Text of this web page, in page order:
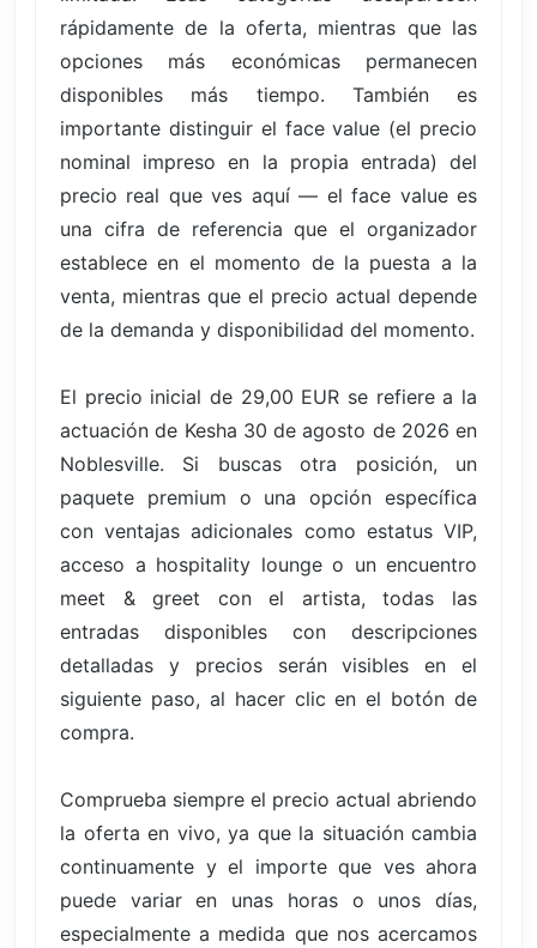
rápidamente de la oferta, mientras que las
opciones más económicas permanecen
disponibles más tiempo. También es
importante distinguir el face value (el precio
nominal impreso en la propia entrada) del
precio real que ves aquí — el face value es
una cifra de referencia que el organizador
establece en el momento de la puesta a la
venta, mientras que el precio actual depende
de la demanda y disponibilidad del momento.
El precio inicial de 29,00 EUR se refiere a la
actuación de Kesha 30 de agosto de 2026 en
Noblesville. Si buscas otra posición, un
paquete premium o una opción específica
con ventajas adicionales como estatus VIP,
acceso a hospitality lounge o un encuentro
meet & greet con el artista, todas las
entradas disponibles con descripciones
detalladas y precios serán visibles en el
siguiente paso, al hacer clic en el botón de
compra.
Comprueba siempre el precio actual abriendo
la oferta en vivo, ya que la situación cambia
continuamente y el importe que ves ahora
puede variar en unas horas o unos días,
especialmente a medida que nos acercamos